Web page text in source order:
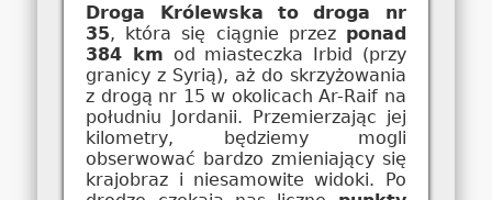
Droga Królewska to droga nr
35, która się ciągnie przez ponad
384 km od miasteczka Irbid (przy
granicy z Syrią), aż do skrzyżowania
z drogą nr 15 w okolicach Ar-Raif na
południu Jordanii. Przemierzając jej
kilometry, będziemy mogli
obserwować bardzo zmieniający się
krajobraz i niesamowite widoki. Po